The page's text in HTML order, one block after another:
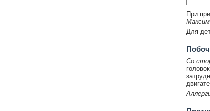
При
Для
Со